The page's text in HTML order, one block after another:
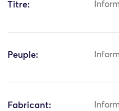
Titre:
Peuple:
Fabricant: